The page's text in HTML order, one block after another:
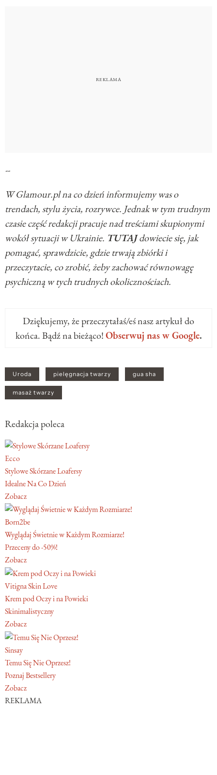
--
W Glamour.pl na co dzień informujemy was o
trendach, stylu życia, rozrywce. Jednak w tym trudnym
czasie część redakcji pracuje nad treściami skupionymi
wokół sytuacji w Ukrainie. TUTAJdowiecie się, jak
pomagać, sprawdzicie, gdzie trwają zbiórki i
przeczytacie, co zrobić, żeby zachować równowagę
psychiczną w tych trudnych okolicznościach.
Dziękujemy, że przeczytałaś/eś nasz artykuł do
końca. Bądź na bieżąco!Obserwuj nas w Google.
Uroda pielęgnacja twarzy gua sha
masaż twarzy
Redakcja poleca
Ecco
Stylowe Skórzane Loafersy
Idealne Na Co Dzień
Zobacz
Born2be
Wyglądaj Świetnie w Każdym Rozmiarze!
Przeceny do -50%!
Zobacz
Vitigna Skin Love
Krem pod Oczy i na Powieki
Skinimalistyczny
Zobacz
Sinsay
Temu Się Nie Oprzesz!
Poznaj Bestsellery
Zobacz
REKLAMA